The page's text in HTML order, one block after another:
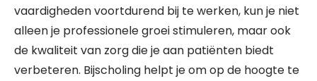
vaardigheden voortdurend bij te werken, kun je niet
alleen je professionele groei stimuleren, maar ook
de kwaliteit van zorg die je aan patiënten biedt
verbeteren. Bijscholing helpt je om op de hoogte te